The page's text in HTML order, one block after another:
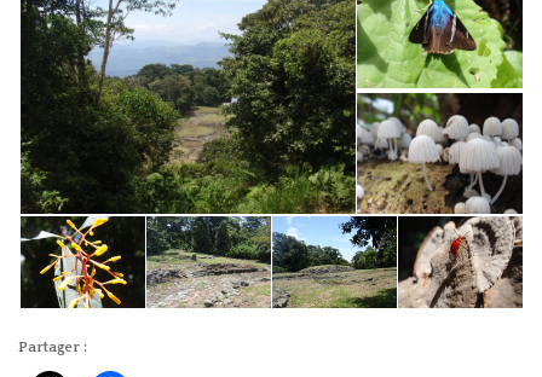
Partager :